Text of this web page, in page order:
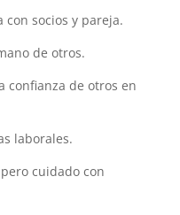
con socios y pareja.
de otros.
confianza de otros en
laborales.
cuidado con